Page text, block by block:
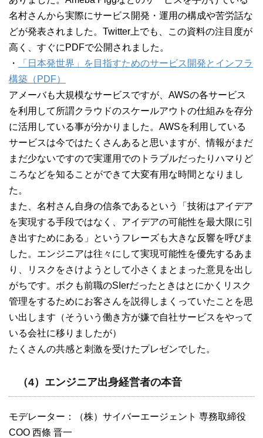
名村さんから実際にサービス開発・運用の構成や苦労話な
どが発表されました。Twitter上でも、この資料の注目度が
高く、すぐにPDFで公開されました。
・
「日本発世界」を目指すためのサービス開発とインフラ
構築（PDF）
アメーバも大規模なサービスですが、AWSの各サービス
を利用して所謂クラウドのスケールアウトの仕組みを存分
に活用している事が分かりました。AWSを利用している
サービスは今ではたくさんあると思いますが、情報がまだ
まだ少ないですので実運用でのトラブルだったりハマりど
ころなどを知ることができて大変有用な時間となりまし
た。
また、名村さん自身の信条であるという「技術はアイデア
を実現する手段ではなく、アイデアの可能性を最大限に引
き出すためにある」というフレーズも大きな反響を呼びま
した。エンジニアは往々にして実現可能性を優先するあま
り、リスクをさけようとして小さくまとまった意見を出し
がちです。ボクも前職のSIerだったときはとにかくリスク
管理をするためにお客さんを説得しまくっていたことを思
い出します（そういう働き方が嫌で自社サービスをやって
いる会社に移りましたが）
たくさんの共感と刺激を受けたプレゼンでした。
（4）エンジニア出身経営者の本音
モデレーター：（株）サイバーエージェント 専務取締役
COO 西條 晋一